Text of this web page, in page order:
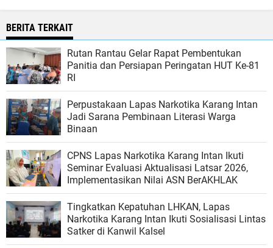
BERITA TERKAIT
Rutan Rantau Gelar Rapat Pembentukan
Panitia dan Persiapan Peringatan HUT Ke-81
RI
Perpustakaan Lapas Narkotika Karang Intan
Jadi Sarana Pembinaan Literasi Warga
Binaan
CPNS Lapas Narkotika Karang Intan Ikuti
Seminar Evaluasi Aktualisasi Latsar 2026,
Implementasikan Nilai ASN BerAKHLAK
Tingkatkan Kepatuhan LHKAN, Lapas
Narkotika Karang Intan Ikuti Sosialisasi Lintas
Satker di Kanwil Kalsel